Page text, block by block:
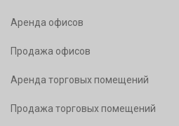
Аренда офисов
Продажа офисов
Аренда торговых помещений
Продажа торговых помещений